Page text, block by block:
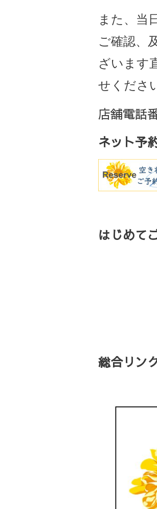
また、当
ご確認、
ざいます
せくださ
店舗電話
ネット予
はじめて
総合リン